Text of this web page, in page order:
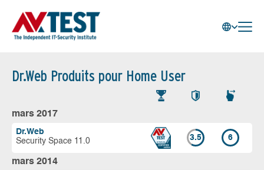
Dr.Web Produits pour Home User
mars 2017
Dr.Web
Security Space 11.0
3.5 6
mars 2014